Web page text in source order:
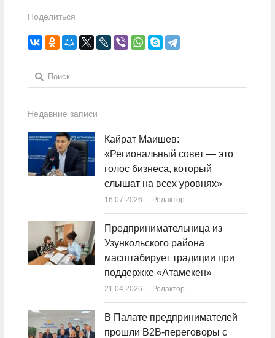
Поделиться
Найти:
Недавние записи
Кайрат Маишев:
«Региональный совет — это
голос бизнеса, который
слышат на всех уровнях»
16.07.2026 Author
Редактор
Предпринимательница из
Узункольского района
масштабирует традиции при
поддержке «Атамекен»
21.04.2026 Author
Редактор
В Палате предпринимателей
прошли B2B-переговоры с